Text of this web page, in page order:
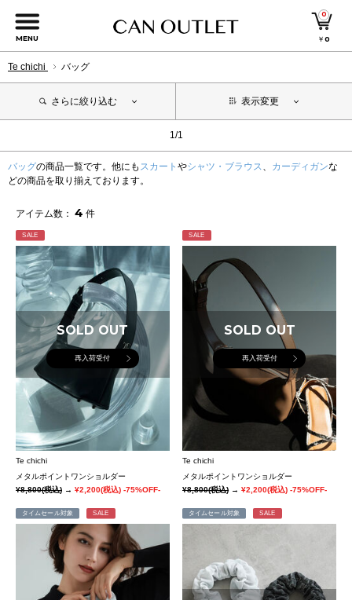
MENU
0
￥0
Te chichi バッグ
さらに絞り込む 表示変更
1/1
バッグの商品一覧です。他にも スカート やシャツ・ブラウス、 カーディガンな
どの商品を取り揃えております。
アイテム数： 4 件
SALE
SOLD OUT
再入荷受付
Te chichi
メタルポイントワンショルダー
¥8,800(税込) → ¥2,200(税込) -75%OFF-
SALE
SOLD OUT
再入荷受付
Te chichi
メタルポイントワンショルダー
¥8,800(税込)→¥2,200(税込) -75%OFF-
タイムセール対象 SALE タイムセール対象 SALE